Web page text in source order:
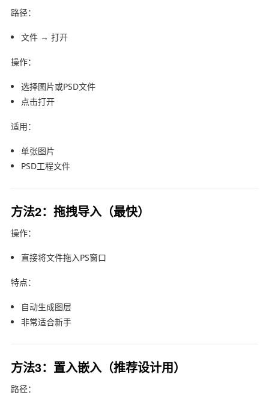
路径：
文件 → 打开
操作：
选择图片或PSD文件
点击打开
适用：
单张图片
PSD工程文件
方法2：拖拽导入（最快）
操作：
直接将文件拖入PS窗口
特点：
自动生成图层
非常适合新手
方法3：置入嵌入（推荐设计用）
路径：